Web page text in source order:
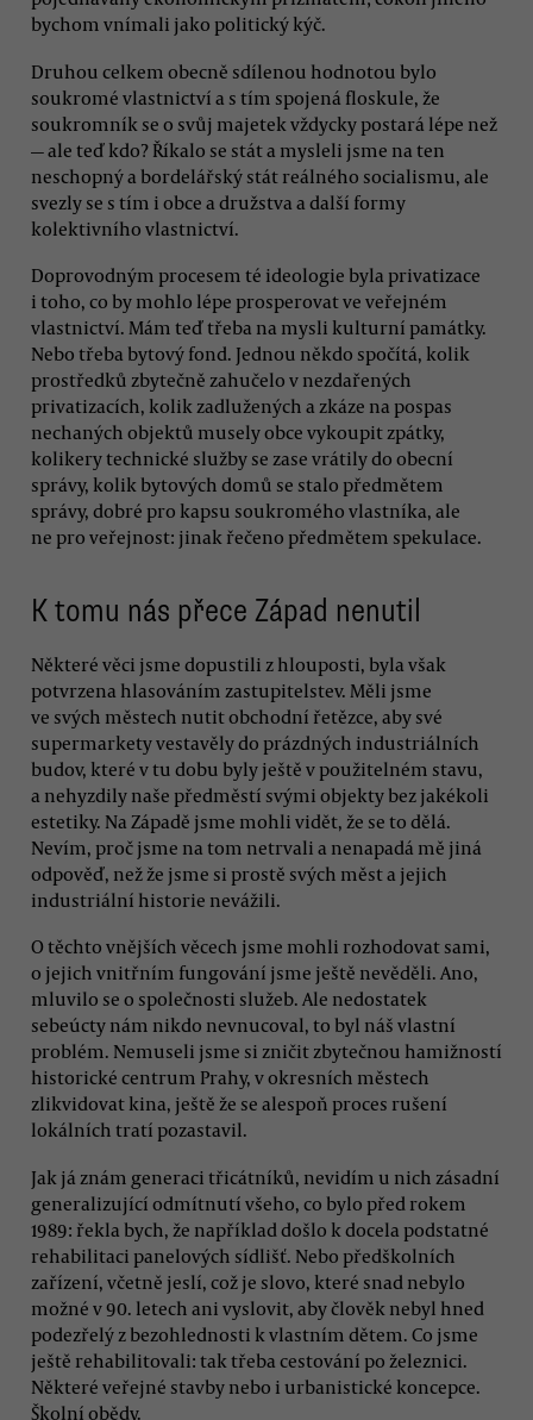
bychom vnímali jako politický kýč.
Druhou celkem obecně sdílenou hodnotou bylo
soukromé vlastnictví a s tím spojená floskule, že
soukromník se o svůj majetek vždycky postará lépe než
— ale teď kdo? Říkalo se stát a mysleli jsme na ten
neschopný a bordelářský stát reálného socialismu, ale
svezly se s tím i obce a družstva a další formy
kolektivního vlastnictví.
Doprovodným procesem té ideologie byla privatizace
i toho, co by mohlo lépe prosperovat ve veřejném
vlastnictví. Mám teď třeba na mysli kulturní památky.
Nebo třeba bytový fond. Jednou někdo spočítá, kolik
prostředků zbytečně zahučelo v nezdařených
privatizacích, kolik zadlužených a zkáze na pospas
nechaných objektů musely obce vykoupit zpátky,
kolikery technické služby se zase vrátily do obecní
správy, kolik bytových domů se stalo předmětem
správy, dobré pro kapsu soukromého vlastníka, ale
ne pro veřejnost: jinak řečeno předmětem spekulace.
K tomu nás přece Západ nenutil
Některé věci jsme dopustili z hlouposti, byla však
potvrzena hlasováním zastupitelstev. Měli jsme
ve svých městech nutit obchodní řetězce, aby své
supermarkety vestavěly do prázdných industriálních
budov, které v tu dobu byly ještě v použitelném stavu,
a nehyzdily naše předměstí svými objekty bez jakékoli
estetiky. Na Západě jsme mohli vidět, že se to dělá.
Nevím, proč jsme na tom netrvali a nenapadá mě jiná
odpověď, než že jsme si prostě svých měst a jejich
industriální historie nevážili.
O těchto vnějších věcech jsme mohli rozhodovat sami,
o jejich vnitřním fungování jsme ještě nevěděli. Ano,
mluvilo se o společnosti služeb. Ale nedostatek
sebeúcty nám nikdo nevnucoval, to byl náš vlastní
problém. Nemuseli jsme si zničit zbytečnou hamižností
historické centrum Prahy, v okresních městech
zlikvidovat kina, ještě že se alespoň proces rušení
lokálních tratí pozastavil.
Jak já znám generaci třicátníků, nevidím u nich zásadní
generalizující odmítnutí všeho, co bylo před rokem
1989: řekla bych, že například došlo k docela podstatné
rehabilitaci panelových sídlišť. Nebo předškolních
zařízení, včetně jeslí, což je slovo, které snad nebylo
možné v 90. letech ani vyslovit, aby člověk nebyl hned
podezřelý z bezohlednosti k vlastním dětem. Co jsme
ještě rehabilitovali: tak třeba cestování po železnici.
Některé veřejné stavby nebo i urbanistické koncepce.
Školní obědy.